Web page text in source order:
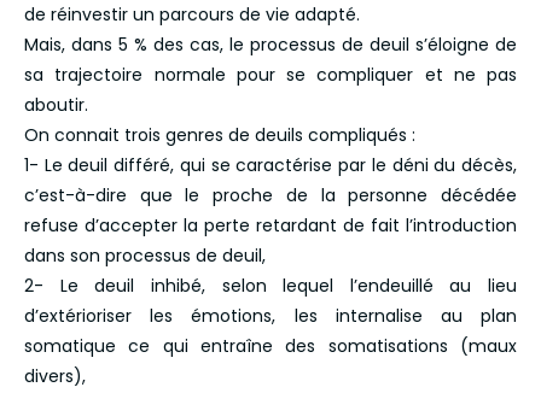
de réinvestir un parcours de vie adapté.
Mais, dans 5 % des cas, le processus de deuil s’éloigne de
sa trajectoire normale pour se compliquer et ne pas
aboutir.
On connait trois genres de deuils compliqués :
1- Le deuil différé, qui se caractérise par le déni du décès,
c’est-à-dire que le proche de la personne décédée
refuse d’accepter la perte retardant de fait l’introduction
dans son processus de deuil,
2- Le deuil inhibé, selon lequel l’endeuillé au lieu
d’extérioriser les émotions, les internalise au plan
somatique ce qui entraîne des somatisations (maux
divers),